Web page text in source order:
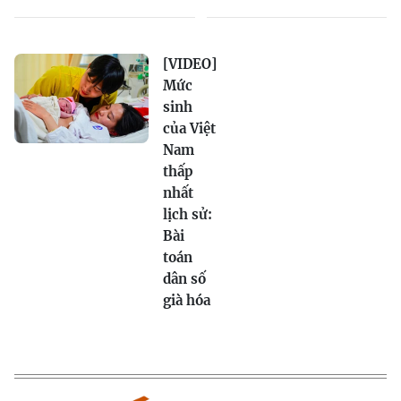
[VIDEO]
Mức
sinh
của Việt
Nam
thấp
nhất
lịch sử:
Bài
toán
dân số
già hóa